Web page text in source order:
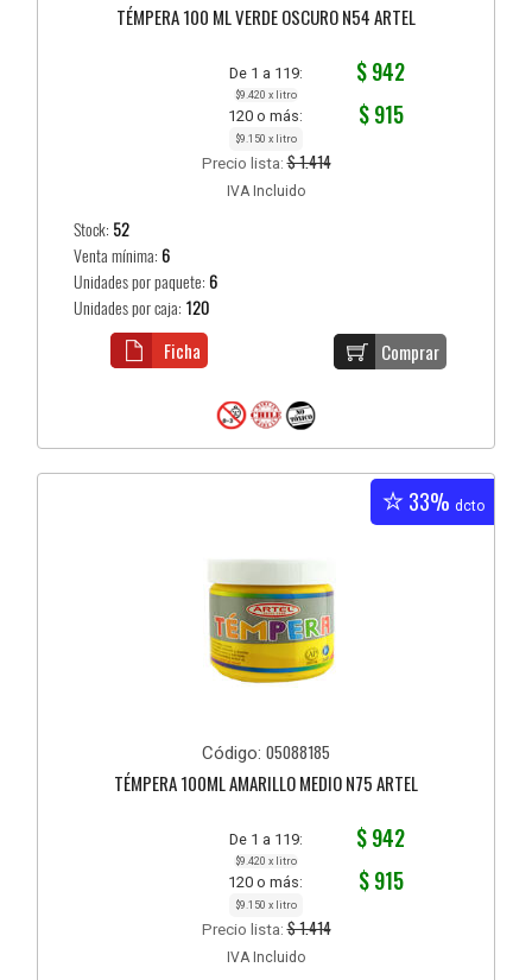
TÉMPERA 100 ML VERDE OSCURO N54 ARTEL
De 1 a 119: $ 942
$9.420 x litro
120 o más: $ 915
$9.150 x litro
Precio lista:$ 1.414
IVA Incluido
Stock: 52
Venta mínima: 6
Unidades por paquete: 6
Unidades por caja: 120
Comprar
Ficha
33% dcto
Código: 05088185
TÉMPERA 100ML AMARILLO MEDIO N75 ARTEL
De 1 a 119: $ 942
$9.420 x litro
120 o más: $ 915
$9.150 x litro
Precio lista:$ 1.414
IVA Incluido